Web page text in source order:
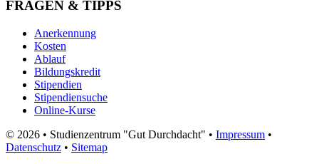
FRAGEN & TIPPS
Anerkennung
Kosten
Ablauf
Bildungskredit
Stipendien
Stipendiensuche
Online-Kurse
© 2026 • Studienzentrum "Gut Durchdacht" • Impressum •
Datenschutz • Sitemap